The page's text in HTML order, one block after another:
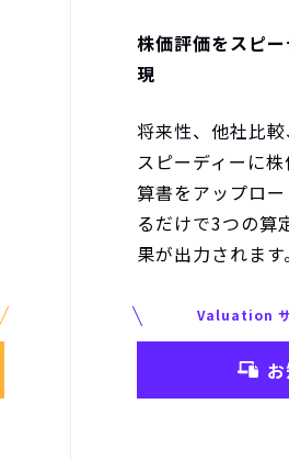
株価評価をスピ
現
将来性、他社比較
スピーディーに
算書をアップロ
るだけで3つの算
果が出力されます。
Valuation サ